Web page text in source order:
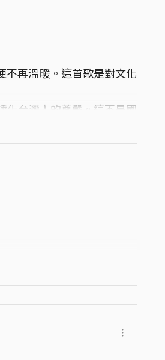
不再溫暖。這首歌是對文化
化台灣人的尊嚴。這不是國